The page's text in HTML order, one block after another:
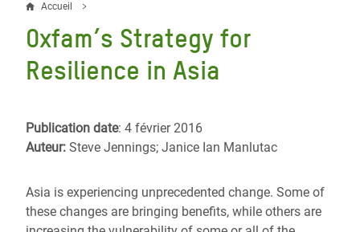
Fil
d'Ariane
Accueil
Oxfam’s Strategy for
Resilience in Asia
Publication date: 4 février 2016
Auteur: Steve Jennings; Janice Ian Manlutac
Asia is experiencing unprecedented change. Some of
these changes are bringing benefits, while others are